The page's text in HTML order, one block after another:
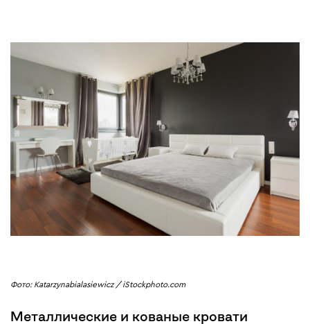
Фото: Katarzynabialasiewicz / iStockphoto.com
Металлические и кованые кровати